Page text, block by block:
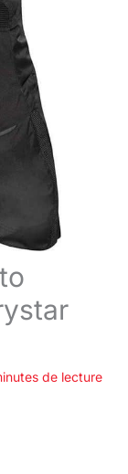
de lecture